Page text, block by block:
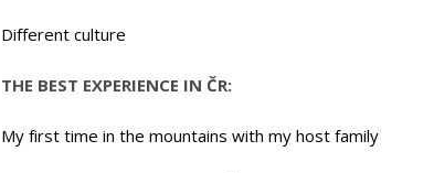
Different culture
THE BEST EXPERIENCE IN ČR:
My first time in the mountains with my host family